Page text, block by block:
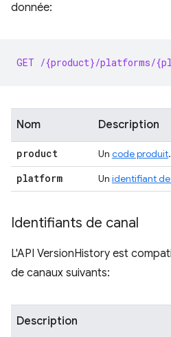
donnée:
GET /{product}/platforms/
Nom Description
product Un code produit.
platform Un identifiant
Identifiants de canal
L'API VersionHistory est
de canaux suivants:
Description